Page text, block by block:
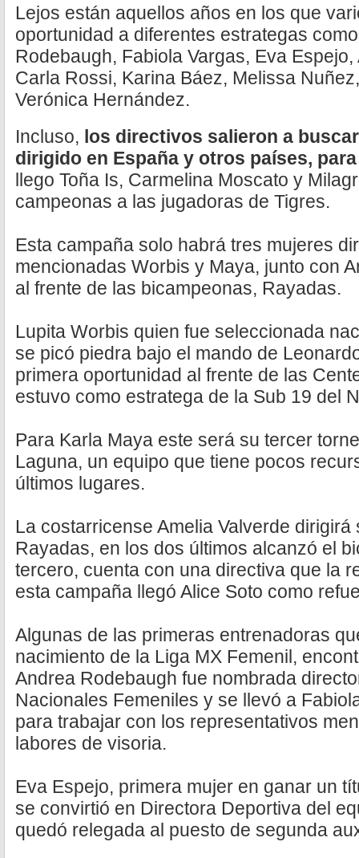
Lejos están aquellos años en los que
oportunidad a diferentes estrategas
Rodebaugh, Fabiola Vargas, Eva
Carla Rossi, Karina Báez, Melissa
Verónica Hernández.
Incluso, los directivos salieron a
dirigido en España y otros países,
llego Toña Is, Carmelina Moscato y
campeonas a las jugadoras de Tigres.
Esta campaña solo habrá tres mujeres
mencionadas Worbis y Maya, junto con
al frente de las bicampeonas, Rayadas.
Lupita Worbis quien fue seleccionada
se picó piedra bajo el mando de
primera oportunidad al frente de las
estuvo como estratega de la Sub 19 del
Para Karla Maya este será su tercer
Laguna, un equipo que tiene pocos
últimos lugares.
La costarricense Amelia Valverde
Rayadas, en los dos últimos alcanzó el
tercero, cuenta con una directiva que la
esta campaña llegó Alice Soto como
Algunas de las primeras entrenadoras
nacimiento de la Liga MX Femenil,
Andrea Rodebaugh fue nombrada
Nacionales Femeniles y se llevó a
para trabajar con los representativos
labores de visoria.
Eva Espejo, primera mujer en ganar un
se convirtió en Directora Deportiva del
quedó relegada al puesto de segunda